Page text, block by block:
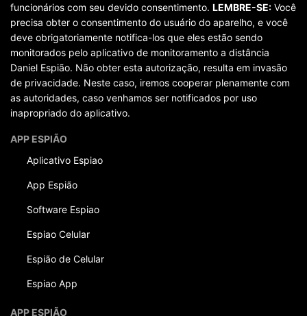
funcionários com seu devido consentimento. LEMBRE-SE: Você
precisa obter o consentimento do usuário do aparelho, e você
deve obrigatoriamente notifica-los que eles estão sendo
monitorados pelo aplicativo de monitoramento a distância
Daniel Espião. Não obter esta autorização, resulta em invasão
de privacidade. Neste caso, iremos cooperar plenamente com
as autoridades, caso venhamos ser notificados por uso
inapropriado do aplicativo.
APP ESPIÃO
Aplicativo Espiao
App Espião
Software Espiao
Espiao Celular
Espião de Celular
Espiao App
APP ESPIÃO